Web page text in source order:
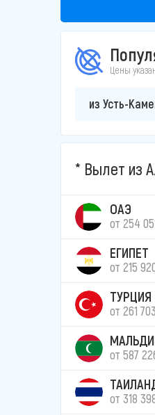
Цены
из Усть-
Вылет из
ОАЭ
от 254
ЕГИПЕТ
от 215
ТУРЦИЯ
от 261
от 587
от 318